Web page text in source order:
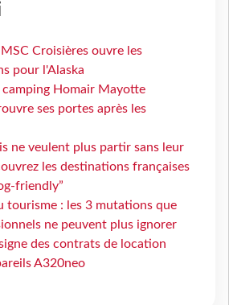
Croisières ouvre les
pour l'Alaska
camping Homair Mayotte
ses portes après les
ne veulent plus partir sans leur
les destinations françaises
friendly”
tourisme : les 3 mutations que
ne peuvent plus ignorer
des contrats de location
A320neo